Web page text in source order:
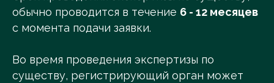
обычно проводится в течение 6 - 12 месяцев
с момента подачи заявки.
Во время проведения экспертизы по
существу, регистрирующий орган может